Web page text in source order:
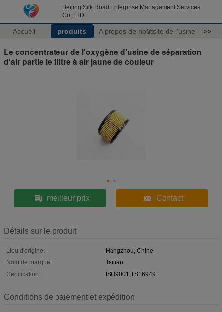
Beijing Silk Road Enterprise Management Services
Co.,LTD
Accueil produits A propos de nousVisite de l'usine >>
Le concentrateur de l'oxygène d'usine de séparation
d'air partie le filtre à air jaune de couleur
meilleur prix Contact
Détails sur le produit
Lieu d'origine:
Hangzhou, Chine
Nom de marque:
Tailian
Certification:
ISO9001,TS16949
Conditions de paiement et expédition